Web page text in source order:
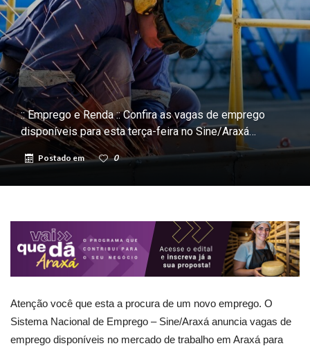
:: Emprego e Renda :: Confira as vagas de emprego
disponíveis para esta terça-feira no Sine/Araxá…
Postado em 0
Atenção você que esta a procura de um novo emprego. O
Sistema Nacional de Emprego – Sine/Araxá anuncia vagas de
emprego disponíveis no mercado de trabalho em Araxá para